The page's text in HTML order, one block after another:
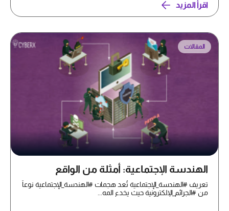
اقرأ المزيد
المقالات
الهندسة الإجتماعية: أمثلة من الواقع
تعريف #الهندسة_الإجتماعية تُعد هجمات #الهندسة_الإجتماعية نوعاً
من #الجرائم_الإلكترونية حيث يخدع المه...